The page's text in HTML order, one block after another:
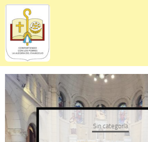
Skip
content
Sin categoría